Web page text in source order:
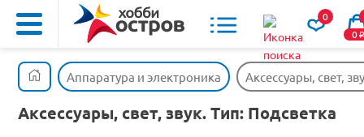
0
0o
Аппаратура и электроника Аксессуары, свет,
Аксессуары, свет, звук. Тип: Подсветка